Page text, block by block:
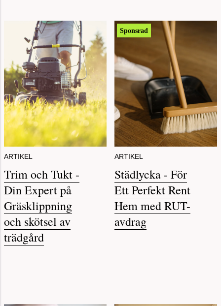
Trim och Tukt -
Din Expert på
Gräsklippning
och skötsel av
trädgård
Sponsrad
Städlycka - För
Ett Perfekt Rent
Hem med RUT-
avdrag